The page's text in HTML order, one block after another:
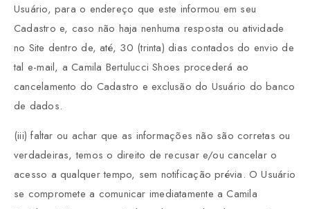
Usuário, para o endereço que este informou em seu
Cadastro e, caso não haja nenhuma resposta ou atividade
no Site dentro de, até, 30 (trinta) dias contados do envio de
tal e-mail, a Camila Bertulucci Shoes procederá ao
cancelamento do Cadastro e exclusão do Usuário do banco
de dados.
(iii) faltar ou achar que as informações não são corretas ou
verdadeiras, temos o direito de recusar e/ou cancelar o
acesso a qualquer tempo, sem notificação prévia. O Usuário
se compromete a comunicar imediatamente a Camila